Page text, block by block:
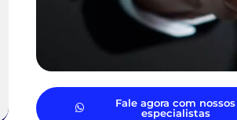
Fale agora com nossos
especialistas